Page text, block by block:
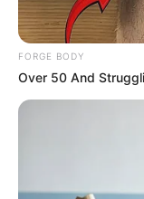
ชวนสวดอะภะยะปะริ
หัวร้อนเก่ง
FORGE BODY
Over 50 And